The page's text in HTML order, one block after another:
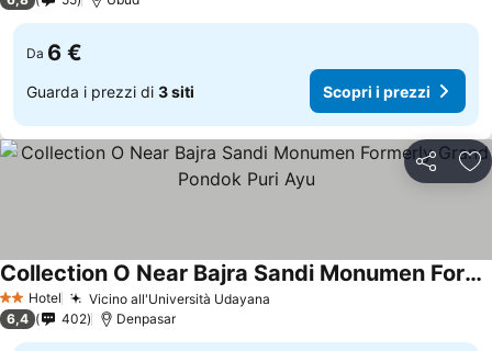
Da 6 €
Guarda i prezzi di 3 siti Scopri i prezzi
Condividi
2 StelleHotel Vicino all'Università Udayana
Collection O Near Bajra Sandi Monumen Formerly Grand Pondok Puri Ayu
Scopri i prezzi
6,4 402 Denpasar